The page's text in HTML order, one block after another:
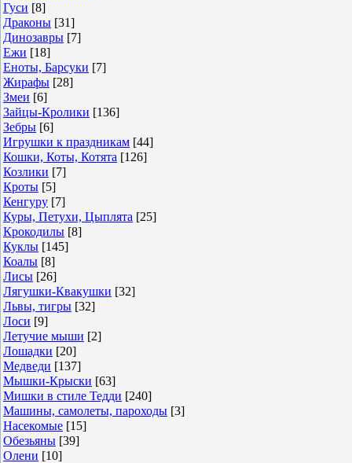
Гуси [8]
Драконы [31]
Динозавры [7]
Ежи [18]
Еноты, Барсуки [7]
Жирафы [28]
Змеи [6]
Зайцы-Кролики [136]
Зебры [6]
Игрушки к праздникам [44]
Кошки, Коты, Котята [126]
Козлики [7]
Кроты [5]
Кенгуру [7]
Куры, Петухи, Цыплята [25]
Крокодилы [8]
Куклы [145]
Коалы [8]
Лисы [26]
Лягушки-Квакушки [32]
Львы, тигры [32]
Лоси [9]
Летучие мыши [2]
Лошадки [20]
Медведи [137]
Мышки-Крыски [63]
Мишки в стиле Тедди [240]
Машины, самолеты, пароходы [3]
Насекомые [15]
Обезьяны [39]
Олени [10]